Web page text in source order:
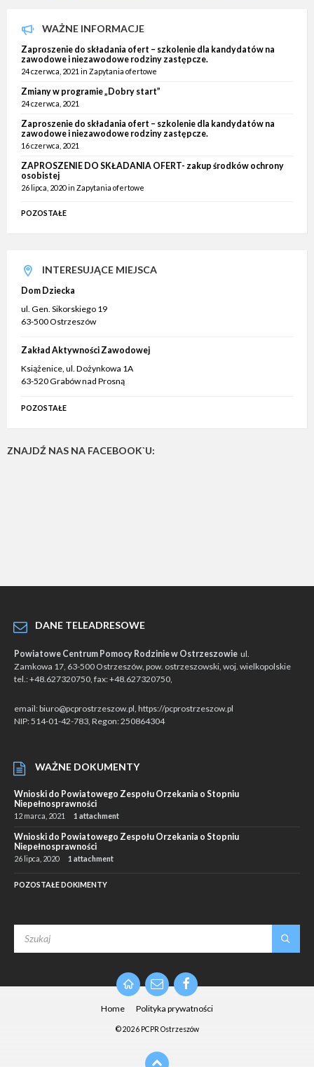
WAŻNE INFORMACJE
Zaproszenie do składania ofert – szkolenie dla kandydatów na
zawodowe i niezawodowe rodziny zastępcze.
24 czerwca, 2021 in Zapytania ofertowe
Zmiany w programie „Dobry start”
24 czerwca, 2021
Zaproszenie do składania ofert – szkolenie dla kandydatów na
zawodowe i niezawodowe rodziny zastępcze.
16 czerwca, 2021
ZAPROSZENIE DO SKŁADANIA OFERT- zakup środków ochrony
osobistej
26 lipca, 2020in Zapytania ofertowe
POZOSTAŁE
INTERESUJĄCE MIEJSCA
Dom Dziecka
ul. Gen. Sikorskiego 19
63-500 Ostrzeszów
Zakład Aktywności Zawodowej
Książenice, ul. Dożynkowa 1A
63-520 Grabów nad Prosną
POZOSTAŁE
ZNAJDŹ NAS NA FACEBOOK`U:
DANE TELEADRESOWE
Powiatowe Centrum Pomocy Rodzinie w Ostrzeszowie ul.
Zamkowa 17, 63-500 Ostrzeszów, pow. ostrzeszowski, woj. wielkopolskie
tel.: +48.627320750, fax: +48.627320750,
email: biuro@pcprostrzeszow.pl, https://pcprostrzeszow.pl
NIP: 514-01-42-783, Regon: 250864304
WAŻNE DOKUMENTY
Wnioski do Powiatowego Zespołu Orzekania o Stopniu
Niepełnosprawności
12 marca, 2021 1 attachment
Wnioski do Powiatowego Zespołu Orzekania o Stopniu
Niepełnosprawności
26 lipca, 2020 1 attachment
POZOSTAŁE DOKIMENTY
EmailFacebook
Home Polityka prywatności
© 2026 PCPR Ostrzeszów